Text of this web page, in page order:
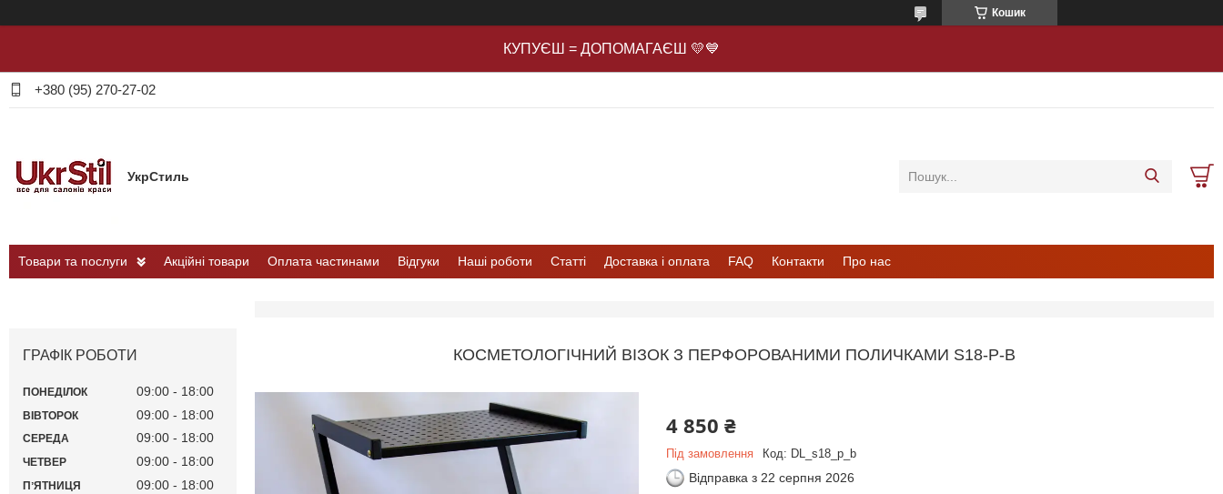
Кошик
КУПУЄШ = ДОПОМАГАЄШ 💛💙
+380 (95) 270-27-02
УкрСтиль
Товари та послуги Акційні товари Оплата частинами Відгуки Наші роботи Статті Доставка і оплата FAQ Контакти Про нас
КОСМЕТОЛОГІЧНИЙ ВІЗОК З ПЕРФОРОВАНИМИ ПОЛИЧКАМИ S18-P-B
4 850 ₴
Під замовлення Код: DL_s18_p_b
Відправка з 22 серпня 2026
ГРАФІК РОБОТИ
ПОНЕДІЛОК 09:00 18:00
ВІВТОРОК 09:00 18:00
СЕРЕДА 09:00 18:00
ЧЕТВЕР 09:00 18:00
ПʼЯТНИЦЯ 09:00 18:00